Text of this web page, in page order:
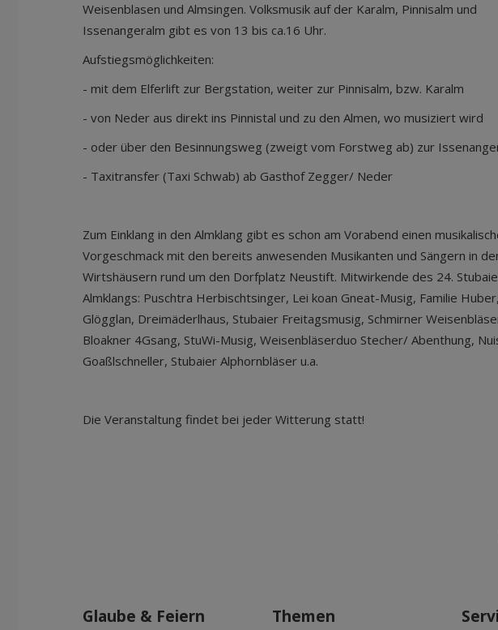
Weisenblasen und Almsingen. Volksmusik auf der Karalm, Pinnisalm und
Issenangeralm gibt es von 13 bis ca.16 Uhr.
Aufstiegsmöglichkeiten:
- mit dem Elferlift zur Bergstation, weiter zur Pinnisalm, bzw. Karalm
- von Neder aus direkt ins Pinnistal und zu den Almen, wo musiziert wird
- oder über den Besinnungsweg (zweigt vom Forstweg ab) zur
- Taxitransfer (Taxi Schwab) ab Gasthof Zegger/ Neder
Zum Einklang in den Almklang gibt es schon am Vorabend einen
Vorgeschmack mit den bereits anwesenden Musikanten und Sängern in
Wirtshäusern rund um den Dorfplatz Neustift. Mitwirkende des 24.
Almklangs: Puschtra Herbischtsinger, Lei koan Gneat-Musig, Familie
Glögglan, Dreimäderlhaus, Stubaier Freitagsmusig, Schmirner
Bloakner 4Gsang, StuWi-Musig, Weisenbläserduo Stecher/ Abenthung,
Goaßlschneller, Stubaier Alphornbläser u.a.
Die Veranstaltung findet bei jeder Witterung statt!
Glaube & Feiern Themen